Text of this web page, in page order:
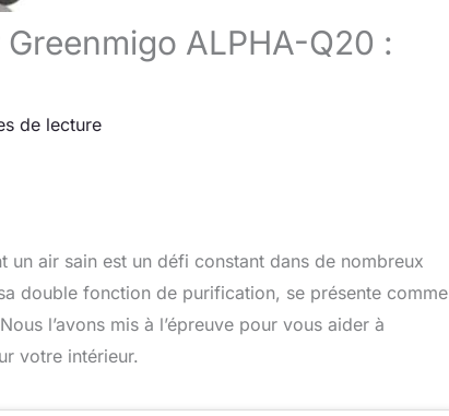
ALPHA-Q20 :
de lecture
un air sain est un défi constant dans de nombreux
double fonction de purification, se présente comme
l’avons mis à l’épreuve pour vous aider à
votre intérieur.